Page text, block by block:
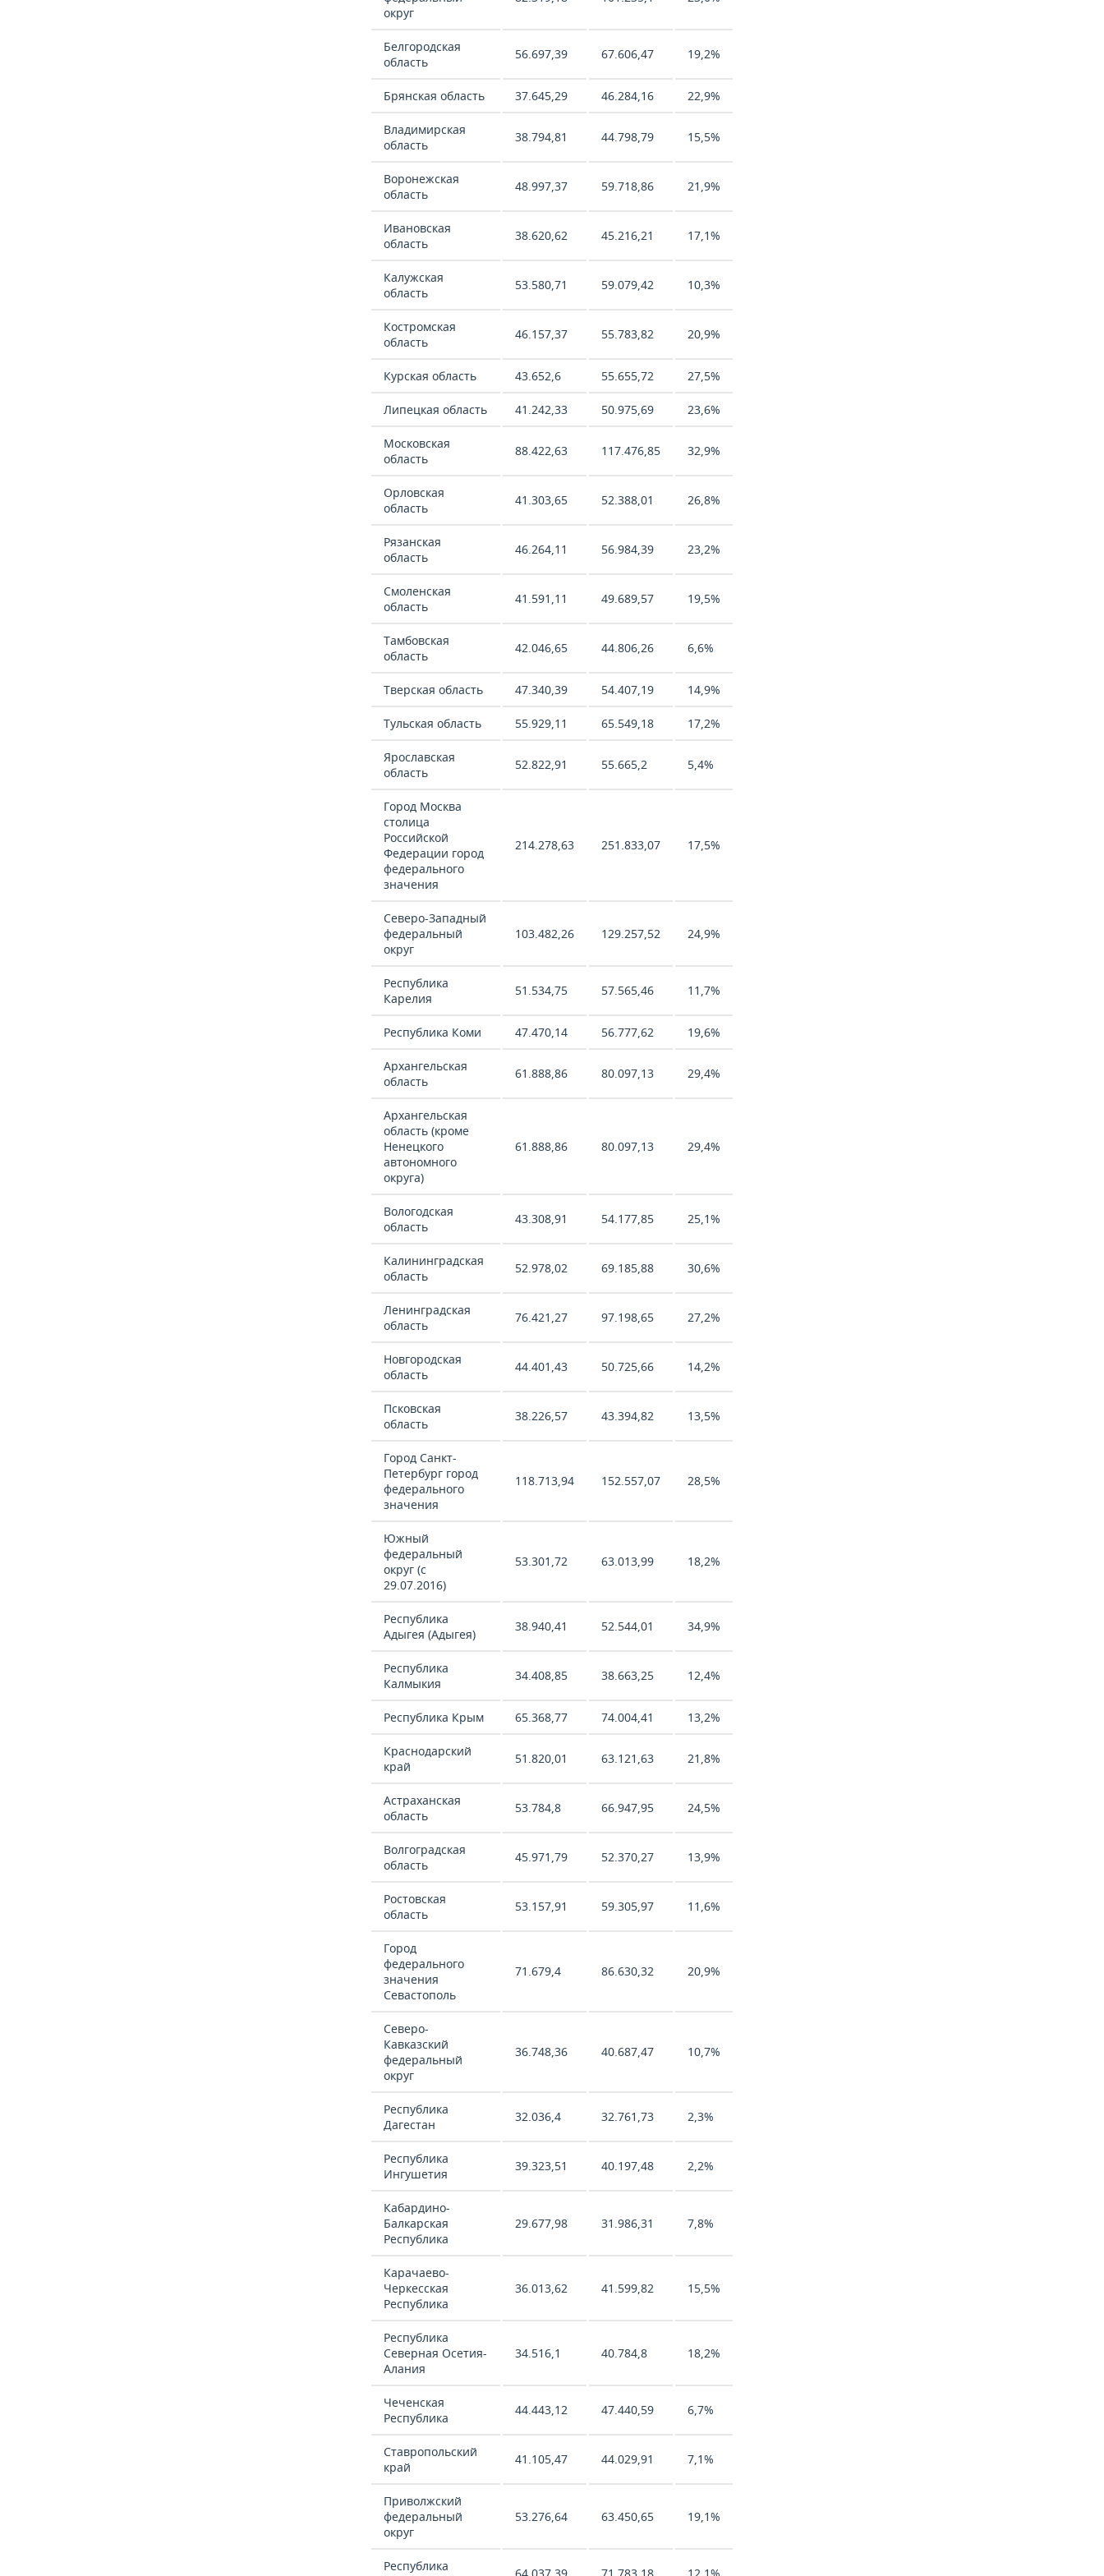
округ
Белгородская
область
56.697,39 67.606,47 19,2%
Брянская область 37.645,29 46.284,16 22,9%
Владимирская
область
38.794,81 44.798,79 15,5%
Воронежская
область
48.997,37 59.718,86 21,9%
Ивановская
область
38.620,62 45.216,21 17,1%
Калужская
область
53.580,71 59.079,42 10,3%
Костромская
область
46.157,37 55.783,82 20,9%
Курская область 43.652,6 55.655,72 27,5%
Липецкая область 41.242,33 50.975,69 23,6%
Московская
область
88.422,63 117.476,85 32,9%
Орловская
область
41.303,65 52.388,01 26,8%
Рязанская
область
46.264,11 56.984,39 23,2%
Смоленская
область
41.591,11 49.689,57 19,5%
Тамбовская
область
42.046,65 44.806,26 6,6%
Тверская область 47.340,39 54.407,19 14,9%
Тульская область 55.929,11 65.549,18 17,2%
Ярославская
область
52.822,91 55.665,2 5,4%
Город Москва
столица
Российской
Федерации город
федерального
значения
214.278,63 251.833,07 17,5%
Северо-Западный
федеральный
округ
103.482,26 129.257,52 24,9%
Республика
Карелия
51.534,75 57.565,46 11,7%
Республика Коми 47.470,14 56.777,62 19,6%
Архангельская
область
61.888,86 80.097,13 29,4%
Архангельская
область (кроме
Ненецкого
автономного
округа)
61.888,86 80.097,13 29,4%
Вологодская
область
43.308,91 54.177,85 25,1%
Калининградская
область
52.978,02 69.185,88 30,6%
Ленинградская
область
76.421,27 97.198,65 27,2%
Новгородская
область
44.401,43 50.725,66 14,2%
Псковская
область
38.226,57 43.394,82 13,5%
Город Санкт-
Петербург город
федерального
значения
118.713,94 152.557,07 28,5%
Южный
федеральный
округ (с
29.07.2016)
53.301,72 63.013,99 18,2%
Республика
Адыгея (Адыгея)
38.940,41 52.544,01 34,9%
Республика
Калмыкия
34.408,85 38.663,25 12,4%
Республика Крым 65.368,77 74.004,41 13,2%
Краснодарский
край
51.820,01 63.121,63 21,8%
Астраханская
область
53.784,8 66.947,95 24,5%
Волгоградская
область
45.971,79 52.370,27 13,9%
Ростовская
область
53.157,91 59.305,97 11,6%
Город
федерального
значения
Севастополь
71.679,4 86.630,32 20,9%
Северо-
Кавказский
федеральный
округ
36.748,36 40.687,47 10,7%
Республика
Дагестан
32.036,4 32.761,73 2,3%
Республика
Ингушетия
39.323,51 40.197,48 2,2%
Кабардино-
Балкарская
Республика
29.677,98 31.986,31 7,8%
Карачаево-
Черкесская
Республика
36.013,62 41.599,82 15,5%
Республика
Северная Осетия-
Алания
34.516,1 40.784,8 18,2%
Чеченская
Республика
44.443,12 47.440,59 6,7%
Ставропольский
край
41.105,47 44.029,91 7,1%
Приволжский
федеральный
округ
53.276,64 63.450,65 19,1%
Республика